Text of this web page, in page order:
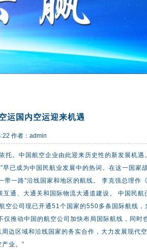
运国内空运迎来机遇
作者：admin
。中国航空企业由此迎来历史性的新发展机遇
已成为中国民航业发展中的热词。在这一国家
一路”沿线国家和地区的航线。 李克强总理作
通、大通关和国际物流大通道建设。 中国民航
公司现已开通51个国家的550多条国际航线，
推动中国的航空公司加快布局国际航线，同时
边区域和沿线国家的务实合作，大力发展现代
业。”